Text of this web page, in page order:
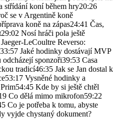
střídání koní během hry20:26
se v Argentině koně
koně na zápas24:41 Čas,
Nosí hráči pola ještě
LeCoultre Reverso:
Jaké hodinky dostávají MVP
sponzoři39:53 Casa
tradicí46:35 Jak se Jan dostal k
Vysněné hodinky a
Kde by si ještě chtěl
Co dělá mimo mikrofon59:22
Co je potřeba k tomu, abyste
vyjde chystaný dokument?